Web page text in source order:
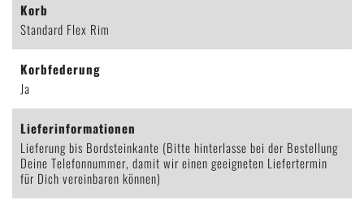
Korb
Standard Flex Rim
Korbfederung
Ja
Lieferinformationen
Lieferung bis Bordsteinkante (Bitte hinterlasse bei der Bestellung
Deine Telefonnummer, damit wir einen geeigneten Liefertermin
für Dich vereinbaren können)